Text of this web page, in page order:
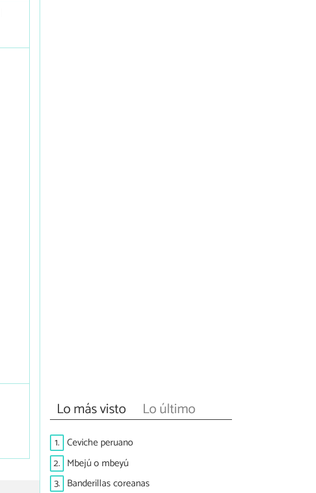
Lo más visto Lo último
1. Ceviche peruano
2. Mbejú o mbeyú
3. Banderillas coreanas